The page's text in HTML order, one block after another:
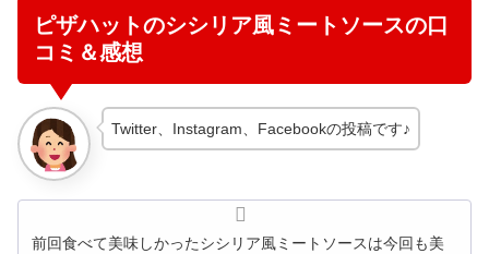
ピザハットのシシリア風ミートソースの口
コミ＆感想
Twitter、Instagram、Facebookの投稿です♪
前回食べて美味しかったシシリア風ミートソースは今回も美